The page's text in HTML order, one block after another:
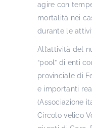
agire con
mortalità nei
durante le
All’attività del
“pool” di enti
provinciale di
e importanti
(Associazione
Circolo velico